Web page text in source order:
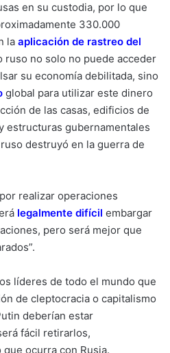
en su custodia, por lo que
330.000
la aplicación de rastreo del
ruso no solo no puede acceder
su economía debilitada, sino
global para utilizar este dinero
de las casas, edificios de
estructuras gubernamentales
destruyó en la guerra de
realizar operaciones
legalmente difícil embargar
pero será mejor que
líderes de todo el mundo que
de cleptocracia o capitalismo
deberían estar
fácil retirarlos,
ocurra con Rusia.